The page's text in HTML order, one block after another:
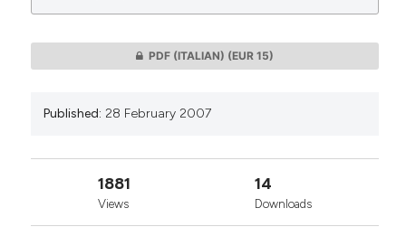
0 0
PDF (ITALIAN) (EUR 15)
Published: 28 February 2007
1881
Views
14
Downloads